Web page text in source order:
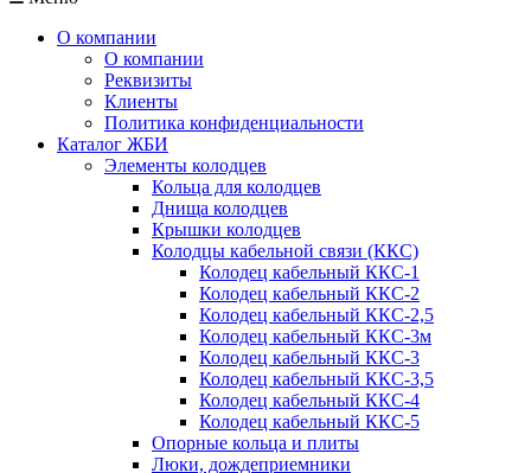
О компании
О компании
Реквизиты
Клиенты
Политика конфиденциальности
Каталог ЖБИ
Элементы колодцев
Кольца для колодцев
Днища колодцев
Крышки колодцев
Колодцы кабельной связи (ККС)
Колодец кабельный ККС-1
Колодец кабельный ККС-2
Колодец кабельный ККС-2,5
Колодец кабельный ККС-3м
Колодец кабельный ККС-3
Колодец кабельный ККС-3,5
Колодец кабельный ККС-4
Колодец кабельный ККС-5
Опорные кольца и плиты
Люки, дождеприемники